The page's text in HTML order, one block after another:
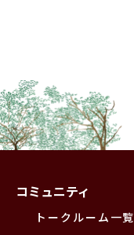
コミュニティ
トークルーム一覧